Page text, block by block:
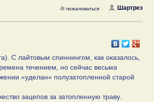
Шартрез
пожаловаться
С лайтовым спиннингом, как оказалось,
течением, но сейчас весьма
«уделан» полузатопленной старой
зацепов за затопленную траву.